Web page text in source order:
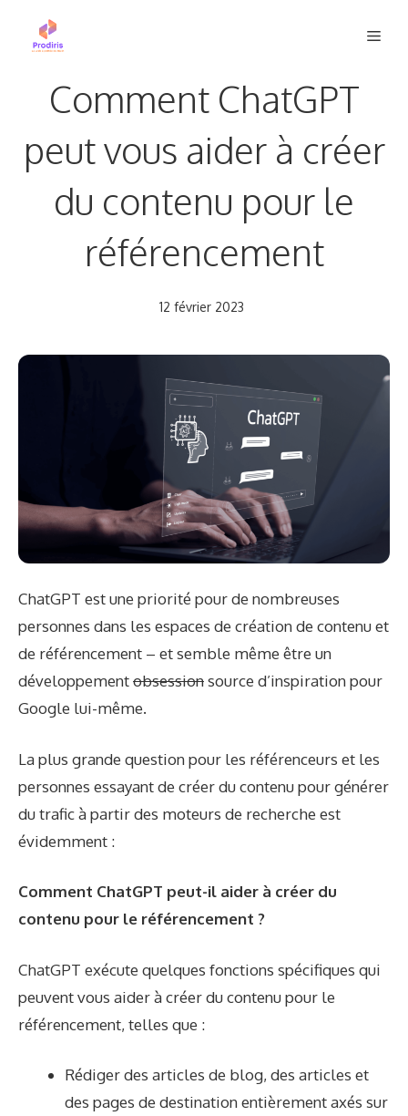
Comment ChatGPT
peut vous aider à créer
du contenu pour le
référencement
12 février 2023
ChatGPT est une priorité pour de nombreuses
personnes dans les espaces de création de contenu et
de référencement – et semble même être un
développementobsessionsource d’inspiration pour
Google lui-même.
La plus grande question pour les référenceurs et les
personnes essayant de créer du contenu pour générer
du trafic à partir des moteurs de recherche est
évidemment :
Comment ChatGPT peut-il aider à créer du
contenu pour le référencement ?
ChatGPT exécute quelques fonctions spécifiques qui
peuvent vous aider à créer du contenu pour le
référencement, telles que :
Rédiger des articles de blog, des articles et
des pages de destination entièrement axés sur